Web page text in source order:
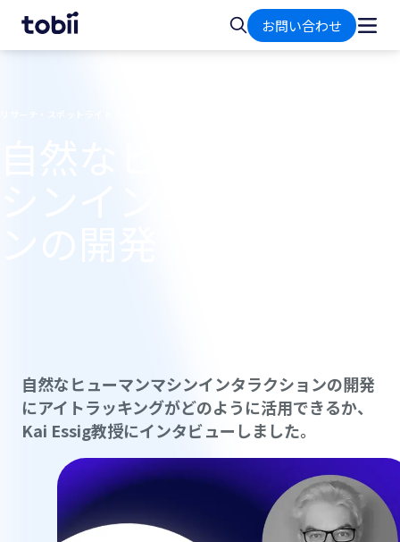
ー
検
索
お問い合わせ
自然なヒューマンマシンインタラクションの開発
にアイトラッキングがどのように活用できるか、
Kai Essig教授にインタビューしました。